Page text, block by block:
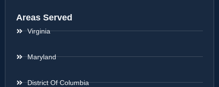
Areas Served
Virginia
Maryland
District Of Columbia